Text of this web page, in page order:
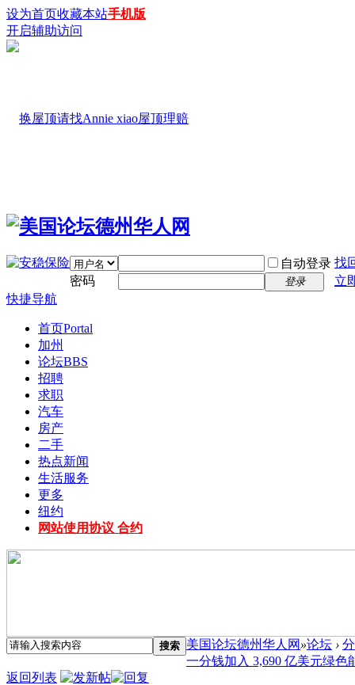
设为首页收藏本站手机版
开启辅助访问
自动登录 找
密码
登录
立
快捷导航
首页Portal
加州
论坛BBS
招聘
求职
汽车
房产
二手
热点新闻
生活服务
更多
纽约
网站使用协议 合约
搜索 美国论坛德州华人网 »论坛 ›
一分钱加入 3,690 亿美元绿色
返回列表